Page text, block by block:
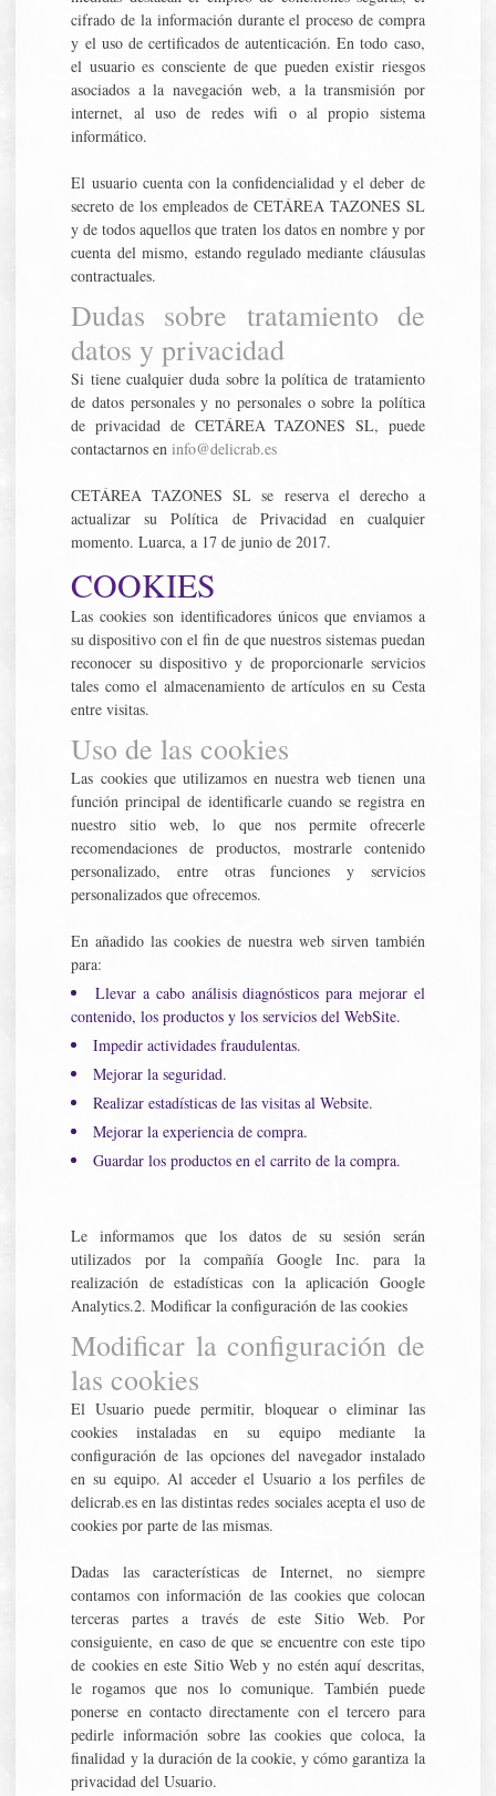
cifrado de la información durante el proceso de compra
y el uso de certificados de autenticación. En todo caso,
el usuario es consciente de que pueden existir riesgos
asociados a la navegación web, a la transmisión por
internet, al uso de redes wifi o al propio sistema
informático.
El usuario cuenta con la confidencialidad y el deber de
secreto de los empleados de CETÁREA TAZONES SL
y de todos aquellos que traten los datos en nombre y por
cuenta del mismo, estando regulado mediante cláusulas
contractuales.
Dudas sobre tratamiento de
datos y privacidad
Si tiene cualquier duda sobre la política de tratamiento
de datos personales y no personales o sobre la política
de privacidad de CETÁREA TAZONES SL, puede
contactarnos eninfo@delicrab.es
CETÁREA TAZONES SL se reserva el derecho a
actualizar su Política de Privacidad en cualquier
momento. Luarca, a 17 de junio de 2017.
COOKIES
Las cookies son identificadores únicos que enviamos a
su dispositivo con el fin de que nuestros sistemas puedan
reconocer su dispositivo y de proporcionarle servicios
tales como el almacenamiento de artículos en su Cesta
entre visitas.
Uso de las cookies
Las cookies que utilizamos en nuestra web tienen una
función principal de identificarle cuando se registra en
nuestro sitio web, lo que nos permite ofrecerle
recomendaciones de productos, mostrarle contenido
personalizado, entre otras funciones y servicios
personalizados que ofrecemos.
En añadido las cookies de nuestra web sirven también
para:
Llevar a cabo análisis diagnósticos para mejorar el
contenido, los productos y los servicios del WebSite.
Impedir actividades fraudulentas.
Mejorar la seguridad.
Realizar estadísticas de las visitas al Website.
Mejorar la experiencia de compra.
Guardar los productos en el carrito de la compra.
Le informamos que los datos de su sesión serán
utilizados por la compañía Google Inc. para la
realización de estadísticas con la aplicación Google
Analytics.2. Modificar la configuración de las cookies
Modificar la configuración de
las cookies
El Usuario puede permitir, bloquear o eliminar las
cookies instaladas en su equipo mediante la
configuración de las opciones del navegador instalado
en su equipo. Al acceder el Usuario a los perfiles de
delicrab.es en las distintas redes sociales acepta el uso de
cookies por parte de las mismas.
Dadas las características de Internet, no siempre
contamos con información de las cookies que colocan
terceras partes a través de este Sitio Web. Por
consiguiente, en caso de que se encuentre con este tipo
de cookies en este Sitio Web y no estén aquí descritas,
le rogamos que nos lo comunique. También puede
ponerse en contacto directamente con el tercero para
pedirle información sobre las cookies que coloca, la
finalidad y la duración de la cookie, y cómo garantiza la
privacidad del Usuario.